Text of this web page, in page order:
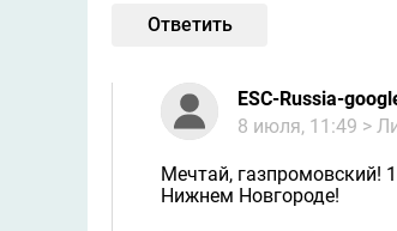
Ответить
ESC-Russia-
8 июля, 11:49 >
Мечтай, газпромовский!
Нижнем Новгороде!